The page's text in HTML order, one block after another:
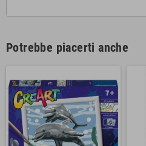
Potrebbe piacerti anche